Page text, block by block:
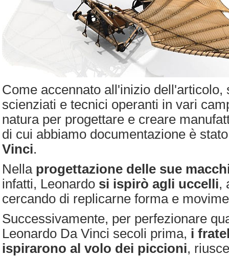
Come accennato all'inizio dell'articolo,
scienziati e tecnici operanti in vari
natura per progettare e creare
di cui abbiamo documentazione è
Vinci.
Nella progettazione delle sue
infatti, Leonardo si ispirò agli uccelli,
cercando di replicarne forma e
Successivamente, per perfezionare
Leonardo Da Vinci secoli prima, i
ispirarono al volo dei piccioni,